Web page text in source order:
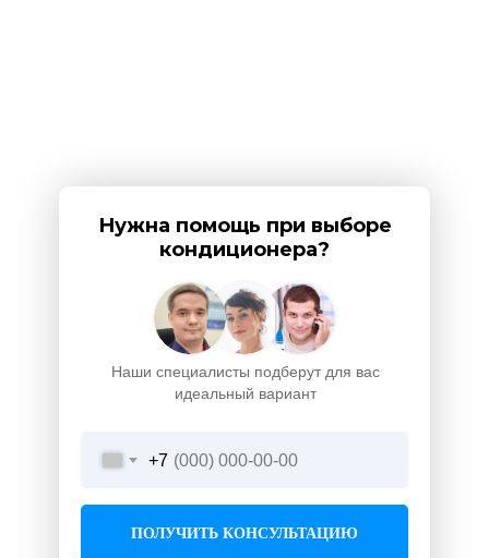
Наши специалисты подберут для вас
идеальный вариант
Нужна помощь при выборе
кондиционера?
+7
ПОЛУЧИТЬ КОНСУЛЬТАЦИЮ